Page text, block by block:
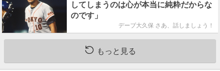
してしまうのは心が本当に純粋だからな
のです」
デーブ大久保 さあ、話しましょう！
もっと見る